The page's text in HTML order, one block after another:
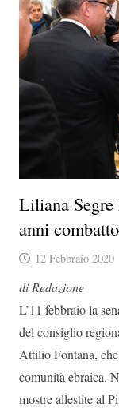
Liliana
anni
12 Febbraio 2020
di Redazione
L’11 febbraio la
del consiglio
Attilio Fontana,
comunità ebraica.
mostre allestite al